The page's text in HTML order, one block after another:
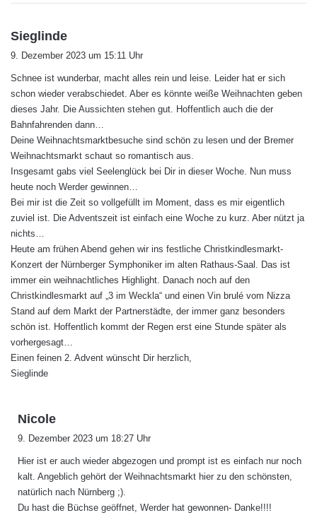
Sieglinde
t
:
9. Dezember 2023 um 15:11 Uhr
Schnee ist wunderbar, macht alles rein und leise. Leider hat er sich
schon wieder verabschiedet. Aber es könnte weiße Weihnachten geben
dieses Jahr. Die Aussichten stehen gut. Hoffentlich auch die der
Bahnfahrenden dann…
Deine Weihnachtsmarktbesuche sind schön zu lesen und der Bremer
Weihnachtsmarkt schaut so romantisch aus.
Insgesamt gabs viel Seelenglück bei Dir in dieser Woche. Nun muss
heute noch Werder gewinnen…
Bei mir ist die Zeit so vollgefüllt im Moment, dass es mir eigentlich
zuviel ist. Die Adventszeit ist einfach eine Woche zu kurz. Aber nützt ja
nichts…
Heute am frühen Abend gehen wir ins festliche Christkindlesmarkt-
Konzert der Nürnberger Symphoniker im alten Rathaus-Saal. Das ist
immer ein weihnachtliches Highlight. Danach noch auf den
Christkindlesmarkt auf „3 im Weckla“ und einen Vin brulé vom Nizza
Stand auf dem Markt der Partnerstädte, der immer ganz besonders
schön ist. Hoffentlich kommt der Regen erst eine Stunde später als
vorhergesagt…
Einen feinen 2. Advent wünscht Dir herzlich,
Sieglinde
Nicole
t
:
9. Dezember 2023 um 18:27 Uhr
Hier ist er auch wieder abgezogen und prompt ist es einfach nur noch
kalt. Angeblich gehört der Weihnachtsmarkt hier zu den schönsten,
natürlich nach Nürnberg ;).
Du hast die Büchse geöffnet, Werder hat gewonnen- Danke!!!!